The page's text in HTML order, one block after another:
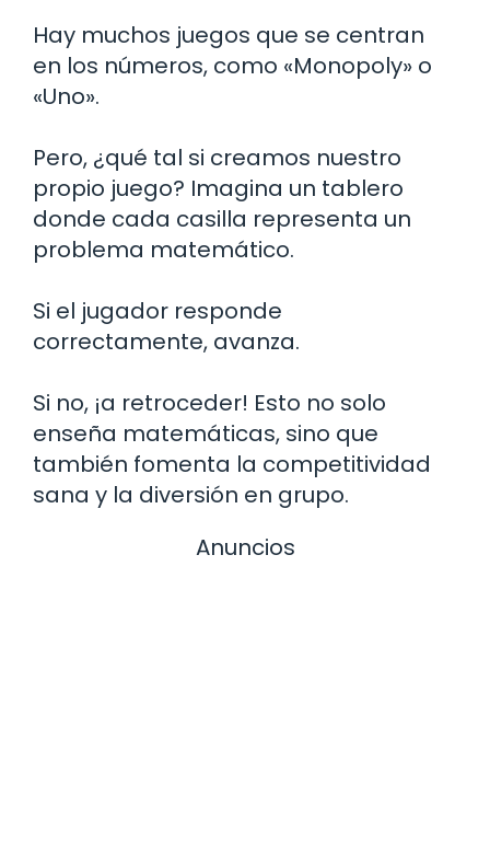
Hay muchos juegos que se centran
en los números, como «Monopoly» o
«Uno».
Pero, ¿qué tal si creamos nuestro
propio juego? Imagina un tablero
donde cada casilla representa un
problema matemático.
Si el jugador responde
correctamente, avanza.
Si no, ¡a retroceder! Esto no solo
enseña matemáticas, sino que
también fomenta la competitividad
sana y la diversión en grupo.
Anuncios